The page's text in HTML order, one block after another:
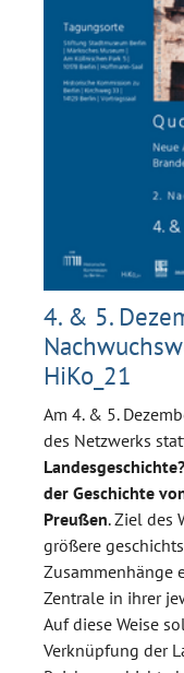
4. & 5.
HiKo_21
Am 4. & 5.
des Netzwerks
der Geschichte
Preußen. Ziel des
größere
Zusammenhänge
Zentrale in ihrer
Auf diese Weise
Verknüpfung der